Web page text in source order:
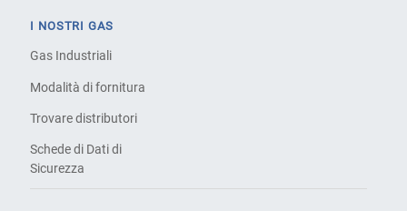
I NOSTRI GAS
Gas Industriali
Modalità di fornitura
Trovare distributori
Schede di Dati di
Sicurezza